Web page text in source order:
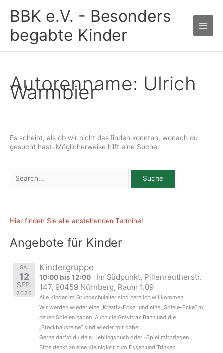
Inhalt
springen
BBK e.V. - Besonders
begabte Kinder
Autorenname: Ulrich
Warmbier
Es scheint, als ob wir nicht das finden konnten, wonach du
gesucht hast. Möglicherweise hilft eine Suche.
nach:
Hier finden Sie alle anstehenden Termine!
Angebote für Kinder
SA.
12
SEP.
2026
Kindergruppe
10:00 bis 12:00
Im Südpunkt, Pillenreutherstr.
147, 90459 Nürnberg, Raum 1.09
Alle Kinder im Grundschulalter sind herzlich willkommen!
Wir werden wieder eine „Kreativ-Ecke“ und eine „Spiele-Ecke“ mi
neuen Spielen haben. Auch die Gravitrax Bahn und die
„Steckbausteine“ sind wieder mit dabei.
Gerne darfst du dein Lieblingsbuch oder -Spiel mitbringen.
Bitte denkt an eine Kleinigkeit zum Essen und Trinken.